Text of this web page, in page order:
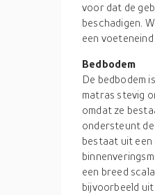
voor dat de
beschadigen.
een
Bedbodem
De bedbodem
matras stevig
omdat ze
ondersteunt
bestaat uit een
een breed
bijvoorbeeld